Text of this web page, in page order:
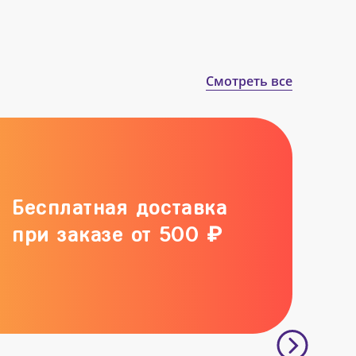
Смотреть все
Бесплатная доставка
при заказе от 500 ₽